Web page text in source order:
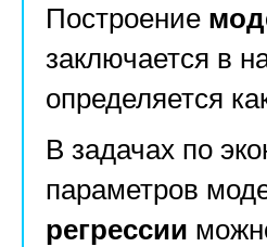
Построение
заключается в
определяется
В задачах по
параметров
регрессии